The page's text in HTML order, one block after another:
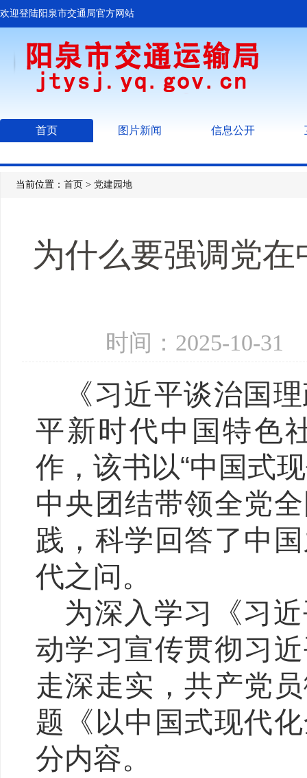
欢迎登陆阳泉市交通局官方网站
首页 图片新闻 信息公开
当前位置： 首页 > 党建园地
为什么要强调党
时间：2025-10-
《习近平谈治国
平新时代中国特色
作，该书以“中国式
中央团结带领全党
践，科学回答了中
代之问。
为深入学习《习
动学习宣传贯彻习
走深走实，共产党
题《以中国式现代
分内容。